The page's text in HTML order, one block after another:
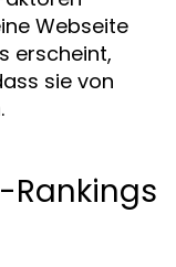
Webseite
erscheint,
sie von
Rankings